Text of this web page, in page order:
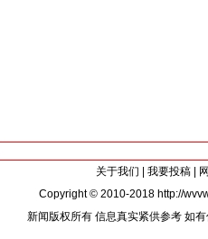
关于我们 我要投稿|
Copyright © 2010-2018 http://
新闻版权所有 信息真实紧供参考 如